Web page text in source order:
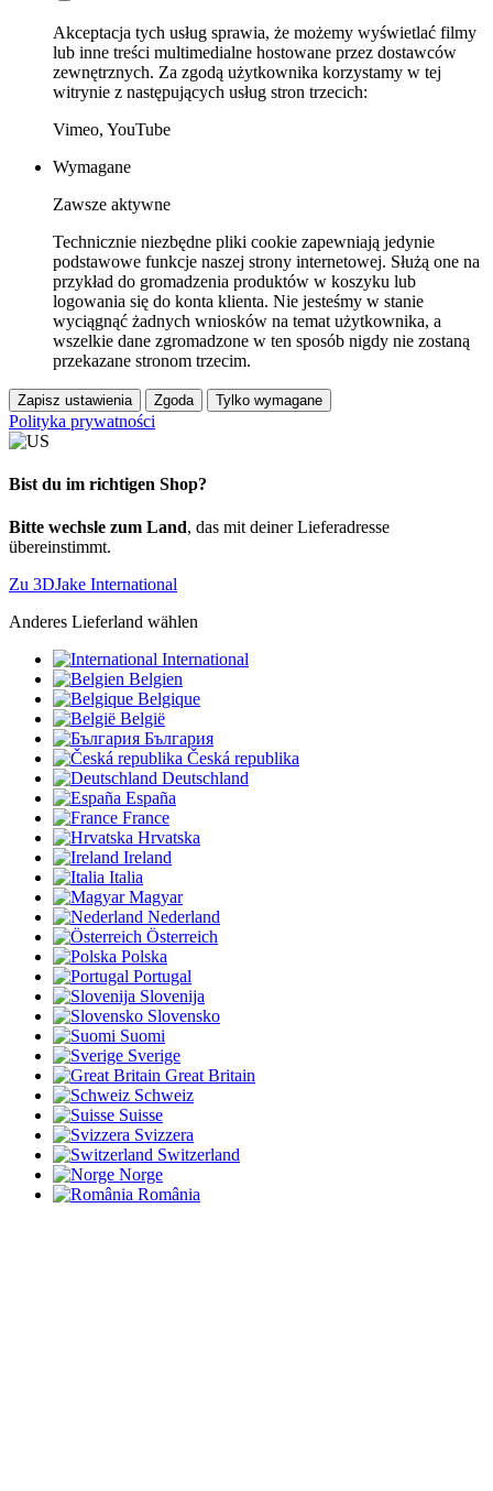
Akceptacja tych usług sprawia, że możemy wyświetlać filmy
lub inne treści multimedialne hostowane przez dostawców
zewnętrznych. Za zgodą użytkownika korzystamy w tej
witrynie z następujących usług stron trzecich:
Vimeo, YouTube
Wymagane
Zawsze aktywne
Technicznie niezbędne pliki cookie zapewniają jedynie
podstawowe funkcje naszej strony internetowej. Służą one na
przykład do gromadzenia produktów w koszyku lub
logowania się do konta klienta. Nie jesteśmy w stanie
wyciągnąć żadnych wniosków na temat użytkownika, a
wszelkie dane zgromadzone w ten sposób nigdy nie zostaną
przekazane stronom trzecim.
Zapisz ustawienia Zgoda Tylko wymagane
Polityka prywatności
Bist du im richtigen Shop?
Bitte wechsle zum Land, das mit deiner Lieferadresse
übereinstimmt.
Zu 3DJake International
Anderes Lieferland wählen
International
Belgien
Belgique
België
България
Česká republika
Deutschland
España
France
Hrvatska
Ireland
Italia
Magyar
Nederland
Österreich
Polska
Portugal
Slovenija
Slovensko
Suomi
Sverige
Great Britain
Schweiz
Suisse
Svizzera
Switzerland
Norge
România